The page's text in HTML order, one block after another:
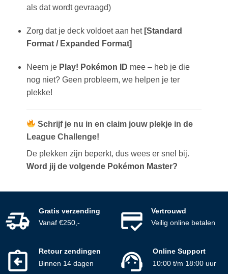
als dat wordt gevraagd)
Zorg dat je deck voldoet aan het [Standard
Format / Expanded Format]
Neem je Play! Pokémon ID mee – heb je die
nog niet? Geen probleem, we helpen je ter
plekke!
Schrijf je nu in en claim jouw plekje in de
League Challenge!
De plekken zijn beperkt, dus wees er snel bij.
Word jij de volgende Pokémon Master?
Gratis verzending
Vanaf €250,-
Vertrouwd
Veilig online betalen
Retour zendingen
Binnen 14 dagen
Online Support
10:00 t/m 18:00 uur